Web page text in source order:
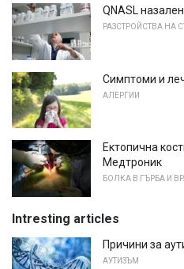
QNASL
РАЗСТРОЙСТВА НА
Симптоми и
АЛЕРГИИ
Ектопична
Медтроник
БОЛКА В ГЪРБА И
Intresting articles
Причини за
АУТИЗЪМ